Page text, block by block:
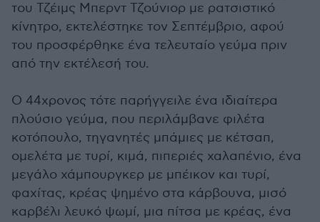
του Τζέιμς Μπερντ Τζούνιορ με ρατσιστικό
κίνητρο, εκτελέστηκε τον Σεπτέμβριο, αφού
του προσφέρθηκε ένα τελευταίο γεύμα πριν
από την εκτέλεσή του.
Ο 44χρονος τότε παρήγγειλε ένα ιδιαίτερα
πλούσιο γεύμα, που περιλάμβανε φιλέτα
κοτόπουλο, τηγανητές μπάμιες με κέτσαπ,
ομελέτα με τυρί, κιμά, πιπεριές χαλαπένιο, ένα
μεγάλο χάμπουργκερ με μπέικον και τυρί,
φαχίτας, κρέας ψημένο στα κάρβουνα, μισό
καρβέλι λευκό ψωμί, μια πίτσα με κρέας, ένα